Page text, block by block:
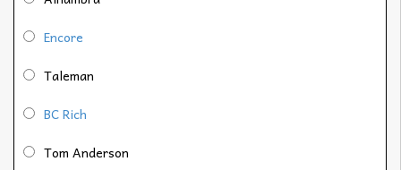
Encore
Taleman
BC Rich
Tom Anderson